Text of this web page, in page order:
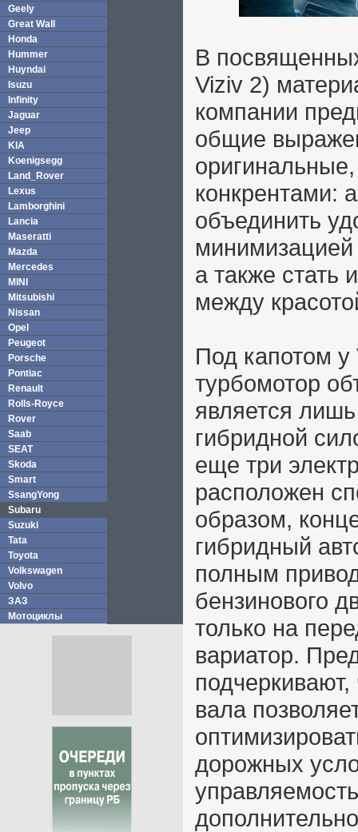
Geely
Great Wall
Honda
Hummer
Huyndai
Isuzu
Infinity
Jaguar
Jeep
KIA
Koenigsegg
Land_Rover
Lexus
Lamborghini
Lancia
Maseratti
Mazda
Mercedes
MINI
Mitsubishi
Nissan
Opel
Peugeot
Porsche
Pontiac
Renault
Rolls-Royce
Rover
Saab
SEAT
Skoda
Smart
SsangYong
Subaru
Suzuki
Tata
Toyota
Volkswagen
Volvo
ЗАЗ
Мотоциклы
В
Viziv 2)
компании
общие
конкрентами:
объединить
а также
между
Под капотом у
турбомотор
является
гибридной
еще три
расположен
образом,
гибридный
полным
бензинового
только на
вариатор.
подчеркивают,
вала
дорожных